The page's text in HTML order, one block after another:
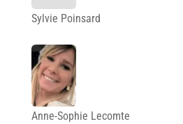
Sylvie Poinsard
Anne-Sophie Lecomte